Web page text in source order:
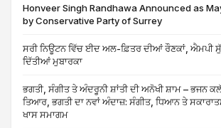
Honveer Singh Randhawa Announced as
by Conservative Party of Surrey
ਸਰੀ ਨਿਊਟਨ ਵਿੱਚ ਈਦ ਅਲ-ਫ਼ਿਤਰ ਦੀਆਂ ਰੌਣਕਾਂ, ਐਮਪੀ
ਦਿੱਤੀਆਂ ਮੁਬਾਰਕਾ
ਭਗਤੀ, ਸੰਗੀਤ ਤੇ ਅੰਦਰੂਨੀ ਸ਼ਾਂਤੀ ਦੀ ਅਨੋਖੀ ਸ਼ਾਮ – ਭਜਨ
ਤਿਆਰ, ਭਗਤੀ ਦਾ ਨਵਾਂ ਅੰਦਾਜ਼: ਸੰਗੀਤ, ਧਿਆਨ ਤੇ
ਖਾਸ ਸਮਾਗਮ